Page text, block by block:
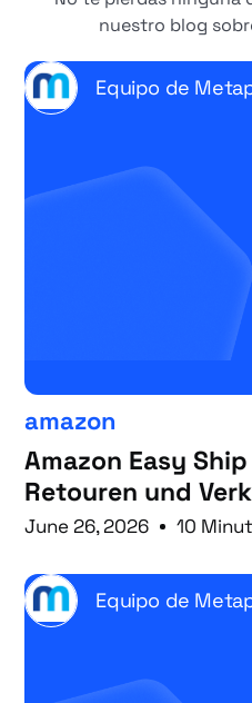
nuestro blog
Equipo de
amazon
Amazon Easy Ship
Retouren und
June 26, 2026 10
Equipo de